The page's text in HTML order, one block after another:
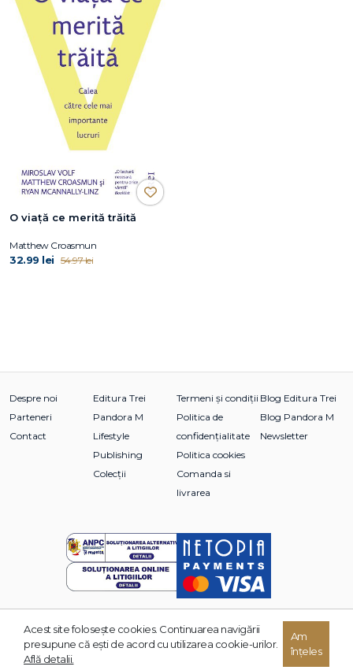
O viaţă ce merită trăită
Matthew Croasmun
32.99 lei 54.97 lei
Despre noi
Parteneri
Contact
Editura Trei
Pandora M
Lifestyle
Publishing
Colecții
Termeni și condiții
Politica de
confidențialitate
Politica cookies
Comanda si
livrarea
Blog Editura Trei
Blog Pandora M
Newsletter
© 2026 Grupul Editorial TREI. Toate drepturile rezervate.
Acest site foloseşte cookies. Continuarea navigării
presupune că eşti de acord cu utilizarea cookie-urilor.
Află detalii.
Am
înțeles